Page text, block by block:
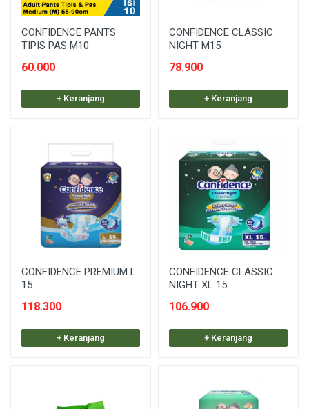
CONFIDENCE PANTS
TIPIS PAS M10
60.000
+ Keranjang
CONFIDENCE CLASSIC
NIGHT M15
78.900
+ Keranjang
CONFIDENCE PREMIUM L
15
118.300
+ Keranjang
CONFIDENCE CLASSIC
NIGHT XL 15
106.900
+ Keranjang